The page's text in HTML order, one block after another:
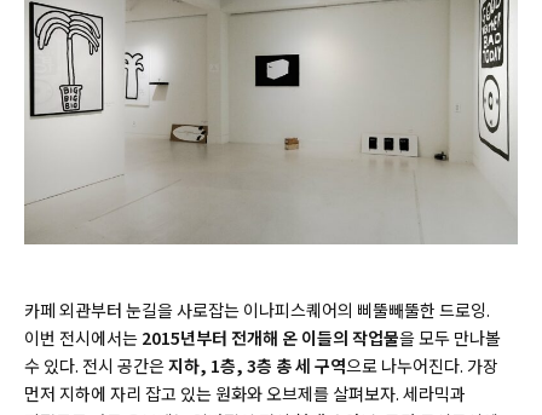
카페 외관부터 눈길을 사로잡는 이나피스퀘어의 삐뚤빼뚤한 드로잉.
이번 전시에서는 2015년부터 전개해 온 이들의 작업물을 모두 만나볼
수 있다. 전시 공간은지하, 1층, 3층 총 세 구역으로 나누어진다. 가장
먼저 지하에 자리 잡고 있는 원화와 오브제를 살펴보자. 세라믹과